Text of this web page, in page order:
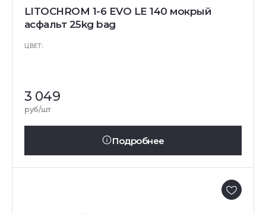
LITOCHROM 1-6 EVO LE 140 мокрый
асфальт 25kg bag
ЦВЕТ:
3 049
руб/шт
Подробнее